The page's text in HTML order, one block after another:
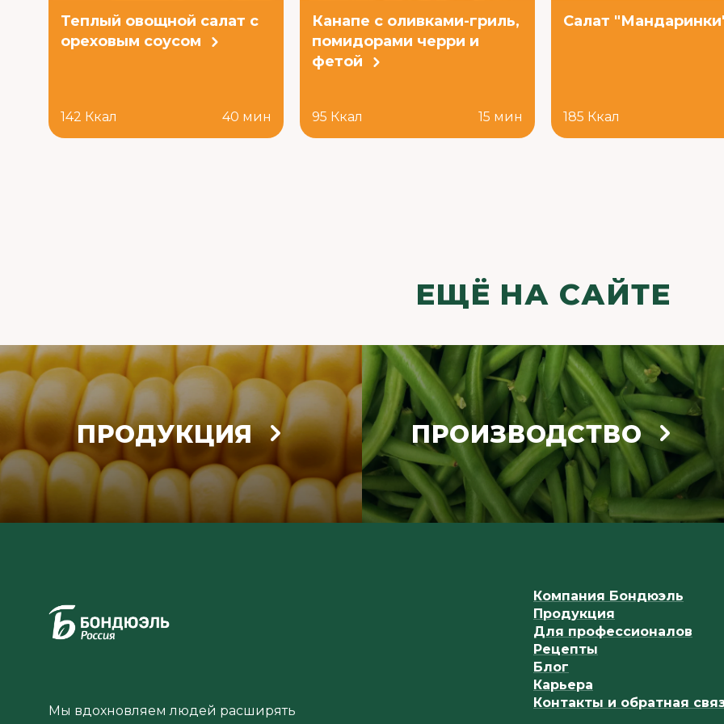
Теплый овощной салат с
ореховым соусом
142 Ккал 40 мин
Канапе с оливками-гриль,
помидорами черри и
фетой
95 Ккал 15 мин
Салат
185 Ккал
ЕЩЁ НА САЙТЕ
ПРОДУКЦИЯ ПРОИЗВОДСТВО
Мы вдохновляем людей расширять
Компания Бондюэль
Продукция
Для профессионалов
Рецепты
Блог
Карьера
Контакты и обратная